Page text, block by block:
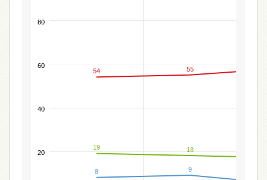
8 9
54 55
19 18
20
40
60
80